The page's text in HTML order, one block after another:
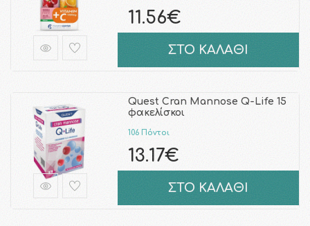
11.56€
ΣΤΟ ΚΑΛΑΘΙ
Quest Cran Mannose Q-Life 15
φακελίσκοι
106 Πόντοι
13.17€
ΣΤΟ ΚΑΛΑΘΙ